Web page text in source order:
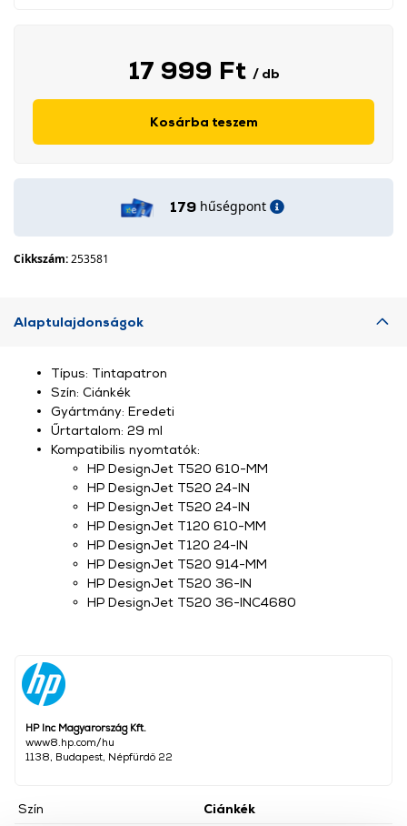
17 999 Ft / db
Kosárba teszem
179 hűségpont
Cikkszám:253581
Alaptulajdonságok
HP Inc Magyarország Kft.
www8.hp.com/hu
1138, Budapest, Népfürdő 22
Szín Ciánkék
Típus: Tintapatron
Szín: Ciánkék
Gyártmány: Eredeti
Űrtartalom: 29 ml
Kompatibilis nyomtatók:
HP DesignJet T520 610-MM
HP DesignJet T520 24-IN
HP DesignJet T520 24-IN
HP DesignJet T120 610-MM
HP DesignJet T120 24-IN
HP DesignJet T520 914-MM
HP DesignJet T520 36-IN
HP DesignJet T520 36-INC4680